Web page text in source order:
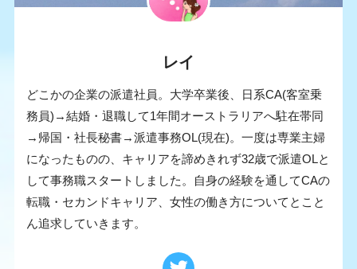
レイ
どこかの企業の派遣社員。大学卒業後、日系CA(客室乗
務員)→結婚・退職して1年間オーストラリアへ駐在帯同
→帰国・社長秘書→派遣事務OL(現在)。一度は専業主婦
になったものの、キャリアを諦めきれず32歳で派遣OLと
して事務職スタートしました。自身の経験を通してCAの
転職・セカンドキャリア、女性の働き方についてとこと
ん追求していきます。